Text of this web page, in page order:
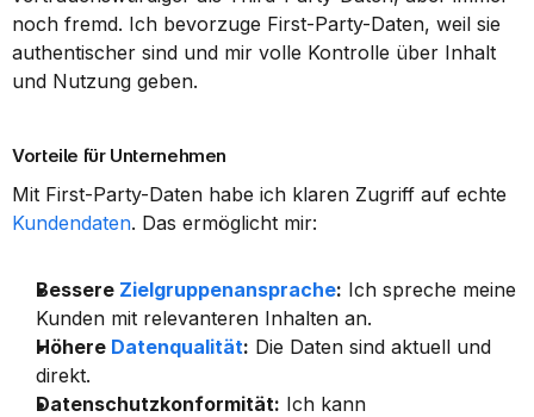
noch fremd. Ich bevorzuge First-Party-Daten, weil sie
authentischer sind und mir volle Kontrolle über Inhalt
und Nutzung geben.
Vorteile für Unternehmen
Kundendaten. Das ermöglicht mir:
Bessere Zielgruppenansprache: Ich spreche meine
Kunden mit relevanteren Inhalten an.
Höhere Datenqualität: Die Daten sind aktuell und
direkt.
Datenschutzkonformität: Ich kann